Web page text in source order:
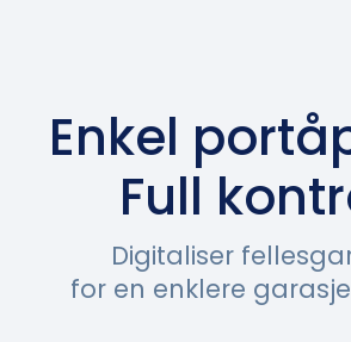
Enkel
Full
Digitaliser
for en enklere